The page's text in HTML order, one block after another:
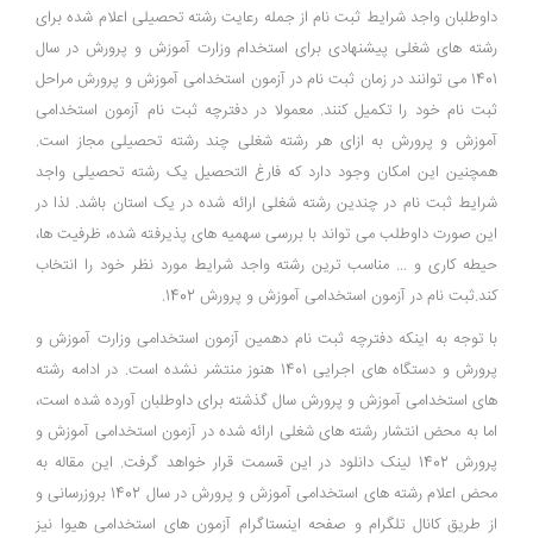
داوطلبان واجد شرایط ثبت نام از جمله رعایت رشته تحصیلی اعلام شده برای
رشته های شغلی پیشنهادی برای استخدام وزارت آموزش و پرورش در سال
1401 می توانند در زمان ثبت نام در آزمون استخدامی آموزش و پرورش مراحل
ثبت نام خود را تکمیل کنند. معمولا در دفترچه ثبت نام آزمون استخدامی
آموزش و پرورش به ازای هر رشته شغلی چند رشته تحصیلی مجاز است.
همچنین این امکان وجود دارد که فارغ التحصیل یک رشته تحصیلی واجد
شرایط ثبت نام در چندین رشته شغلی ارائه شده در یک استان باشد. لذا در
این صورت داوطلب می تواند با بررسی سهمیه های پذیرفته شده، ظرفیت ها،
حیطه کاری و ... مناسب ترین رشته واجد شرایط مورد نظر خود را انتخاب
کند.ثبت نام در آزمون استخدامی آموزش و پرورش 1402.
با توجه به اینکه دفترچه ثبت نام دهمین آزمون استخدامی وزارت آموزش و
پرورش و دستگاه های اجرایی 1401 هنوز منتشر نشده است. در ادامه رشته
های استخدامی آموزش و پرورش سال گذشته برای داوطلبان آورده شده است،
اما به محض انتشار رشته های شغلی ارائه شده در آزمون استخدامی آموزش و
پرورش 1402 لینک دانلود در این قسمت قرار خواهد گرفت. این مقاله به
محض اعلام رشته های استخدامی آموزش و پرورش در سال 1402 بروزرسانی و
از طریق کانال تلگرام و صفحه اینستاگرام آزمون های استخدامی هیوا نیز